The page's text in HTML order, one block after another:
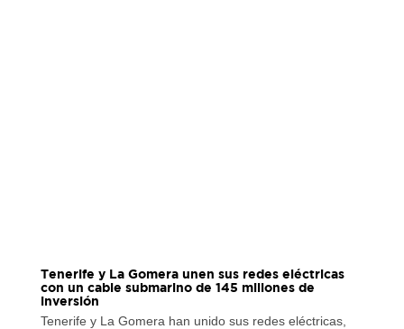
Tenerife y La Gomera unen sus redes eléctricas
con un cable submarino de 145 millones de
inversión
Tenerife y La Gomera han unido sus redes eléctricas,